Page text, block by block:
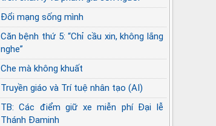
Đổi mạng sống mình
Căn bệnh thứ 5: “Chỉ cầu xin, không lắng
nghe”
Che mà không khuất
Truyền giáo và Trí tuệ nhân tạo (AI)
TB: Các điểm giữ xe miễn phí Đại lễ
Thánh Đaminh